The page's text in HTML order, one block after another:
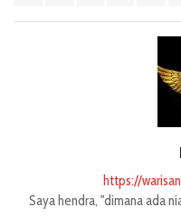
https://
Saya hendra, "dimana ada